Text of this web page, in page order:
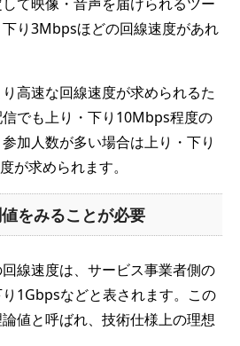
り3Mbpsほどの回線速度があれ
高速な回線速度が求められるた
でも上り・下り10Mbps程度の
加人数が多い場合は上り・下り
が求められます。
をみることが必要
線速度は、サービス事業者側の
1Gbpsなどと表されます。この
値と呼ばれ、技術仕様上の理想